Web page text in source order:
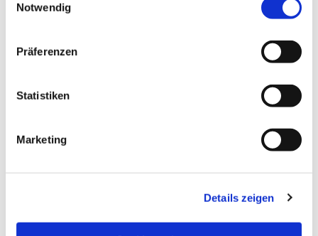
Notwendig
Präferenzen
Statistiken
Marketing
Details zeigen
Katholische Kirchengemeinde
Tempelhof-Buckow